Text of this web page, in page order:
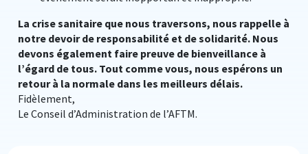
La crise sanitaire que nous traversons, nous rappelle à
notre devoir de responsabilité et de solidarité. Nous
devons également faire preuve de bienveillance à
l’égard de tous. Tout comme vous, nous espérons un
retour à la normale dans les meilleurs délais.
Fidèlement,
Le Conseil d’Administration de l’AFTM.